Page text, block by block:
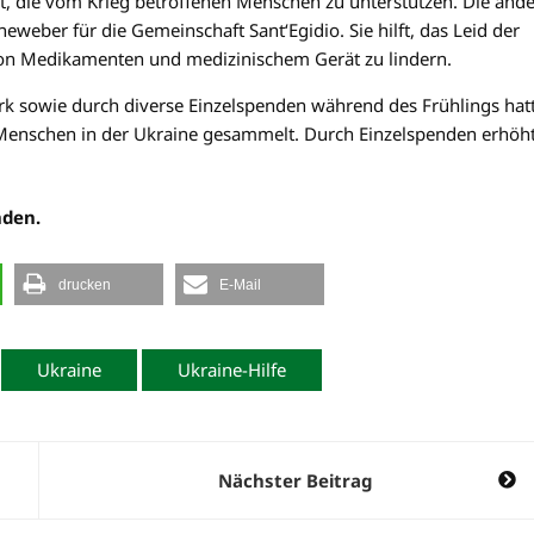
für die Gemeinschaft Sant‘Egidio. Sie hilft, das Leid der
Medikamenten und medizinischem Gerät zu lindern.
sowie durch diverse Einzelspenden während des Frühlings
in der Ukraine gesammelt. Durch Einzelspenden
drucken E-Mail
Ukraine Ukraine-Hilfe
Nächster Beitrag